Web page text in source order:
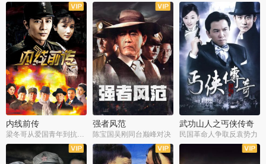
全30集
内线前传
全30集
强者风范
陈宝国吴刚同台巅峰对决
全30集
武功山人之丐侠传奇
民国革命人争取反袁势力
全38集
全9集 全35集